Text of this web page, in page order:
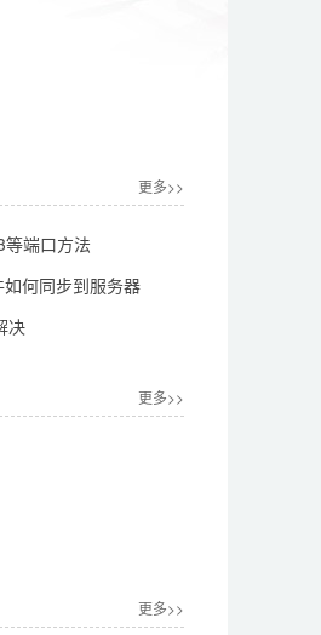
更多>>
端口方法
何同步到服务器
决
更多>>
更多>>